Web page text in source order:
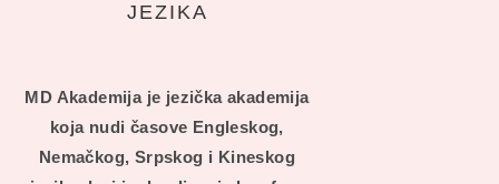
JEZIKA
MD Akademija je jezička akademija
koja nudi časove Engleskog,
Nemačkog, Srpskog i Kineskog